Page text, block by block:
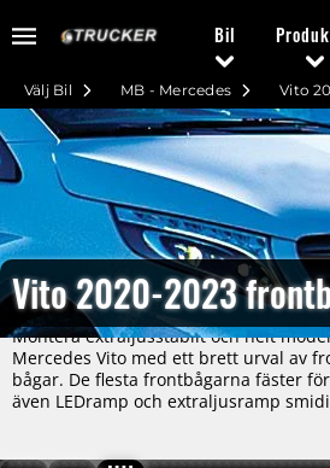
Bil
Vito
MB - Mercedes
Välj Bil
Vito 2020-2023
Montera extraljusstabilt och helt
Mercedes Vito med ett brett urval av
bågar. De flesta frontbågarna fäster
även LEDramp och extraljusramp